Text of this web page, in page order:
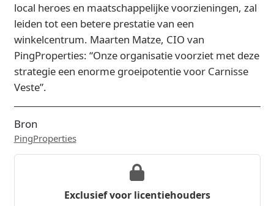
local heroes en maatschappelijke voorzieningen, zal
leiden tot een betere prestatie van een
winkelcentrum. Maarten Matze, CIO van
PingProperties: “Onze organisatie voorziet met deze
strategie een enorme groeipotentie voor Carnisse
Veste”.
Bron
PingProperties
Exclusief voor licentiehouders